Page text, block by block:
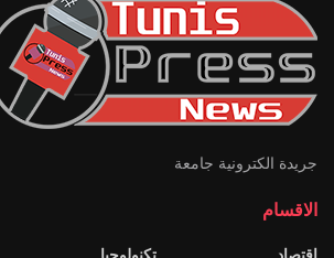
جريدة الكترونية جامعة
الاقسام